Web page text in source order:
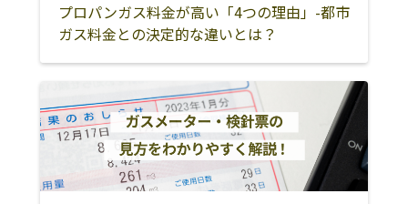
プロパンガス料金が高い「4つの理由」-都市
ガス料金との決定的な違いとは？